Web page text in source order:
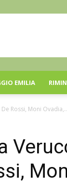
EMILIA
Rossi, Moni